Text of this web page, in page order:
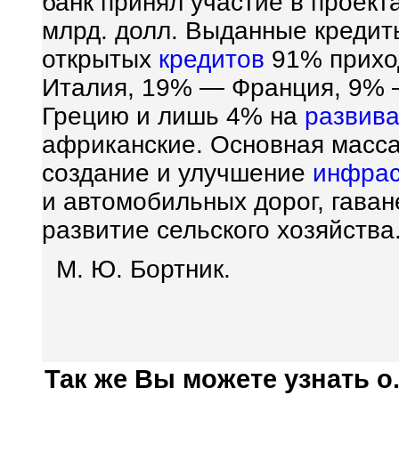
млрд. долл. Выданные
открытых кредитов 91%
Италия, 19% — Франция,
Грецию и лишь 4% на
африканские. Основная
создание и улучшение
и автомобильных дорог,
развитие сельского
М. Ю. Бортник.
Так же Вы можете узнать